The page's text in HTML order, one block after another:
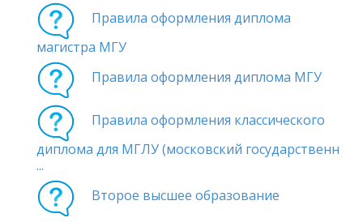
Правила оформления диплома
магистра МГУ
Правила оформления диплома МГУ
Правила оформления классического
диплома для МГЛУ (московский государственн
...
Второе высшее образование